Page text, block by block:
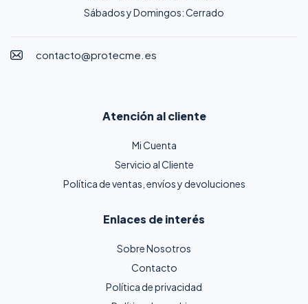
Sábados y Domingos: Cerrado
contacto@protecme.es
Atención al cliente
Mi Cuenta
Servicio al Cliente
Política de ventas, envíos y devoluciones
Enlaces de interés
Sobre Nosotros
Contacto
Política de privacidad